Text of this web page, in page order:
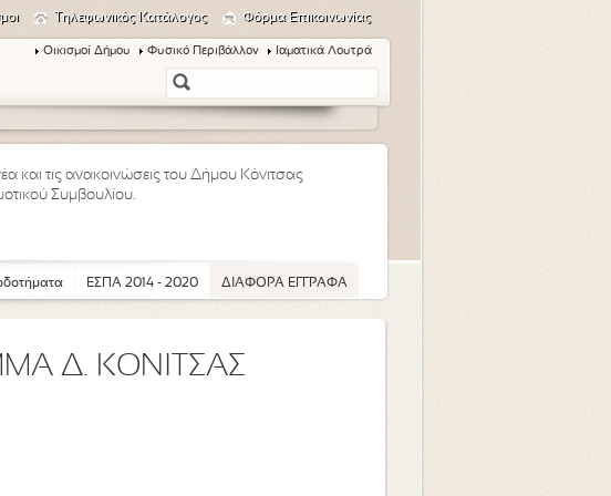
Τηλεφωνικός Κατάλογος Φόρμα Επικοινωνίας
Οικισμοί Δήμου Φυσικό Περιβάλλον Ιαματικά Λουτρά
και τις ανακοινώσεις του Δήμου Κόνιτσας
Συμβουλίου.
ΕΣΠΑ 2014 - 2020 ΔΙΑΦΟΡΑ ΕΓΓΡΑΦΑ
Δ. ΚΟΝΙΤΣΑΣ